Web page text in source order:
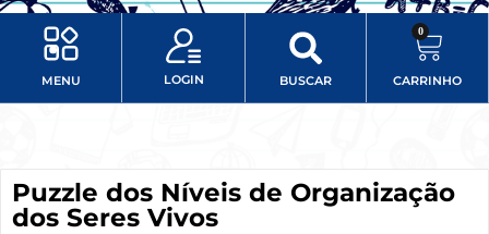
MENU LOGIN BUSCAR
0
CARRINHO
Puzzle dos Níveis de Organização
dos Seres Vivos